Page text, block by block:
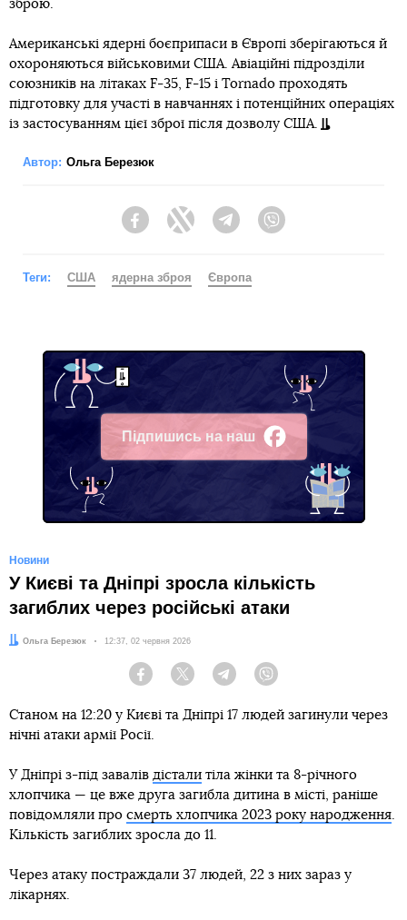
зброю.
Американські ядерні боєприпаси в Європі зберігаються й
охороняються військовими США. Авіаційні підрозділи
союзників на літаках F-35, F-15 і Tornado проходять
підготовку для участі в навчаннях і потенційних операціях
із застосуванням цієї зброї після дозволу США.
Автор: Ольга Березюк
FacebookTwitter Telegram
Теги: США ядерна зброя Європа
Підпишись на наш
Facebook
Новини
У Києві та Дніпрі зросла кількість
загиблих через російські атаки
Автор:
Ольга Березюк Дата:
12:37, 02 червня 2026
Facebook Twitter Telegram
Станом на 12:20 у Києві та Дніпрі 17 людей загинули через
нічні атаки армії Росії.
У Дніпрі з-під завалів дістали тіла жінки та 8-річного
хлопчика — це вже друга загибла дитина в місті, раніше
повідомляли про смерть хлопчика 2023 року народження.
Кількість загиблих зросла до 11.
Через атаку постраждали 37 людей, 22 з них зараз у
лікарнях.